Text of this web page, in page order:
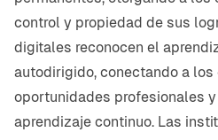
control y propiedad de sus
digitales reconocen el
autodirigido, conectando a
oportunidades profesionales
aprendizaje continuo. Las